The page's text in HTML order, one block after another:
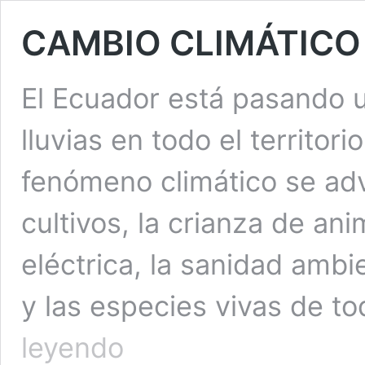
CAMBIO CLIMÁTICO
El Ecuador está pasando
lluvias en todo el
fenómeno climático se
cultivos, la crianza de
eléctrica, la sanidad
y las especies vivas de
leyendo